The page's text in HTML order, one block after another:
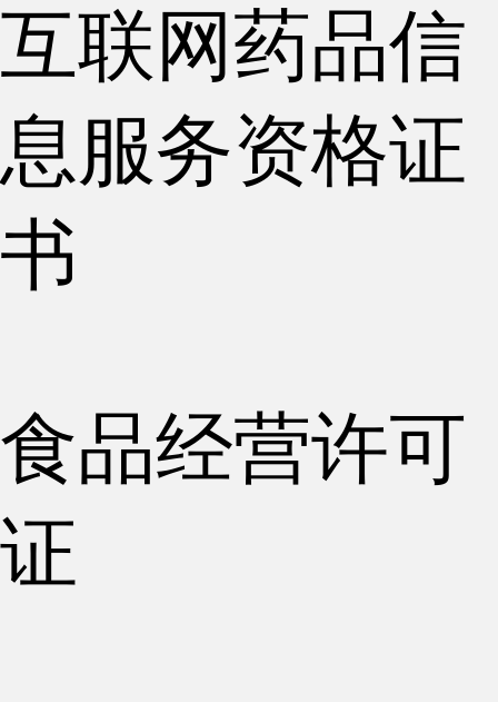
互联网药品信
息服务资格证
书
食品经营许可
证